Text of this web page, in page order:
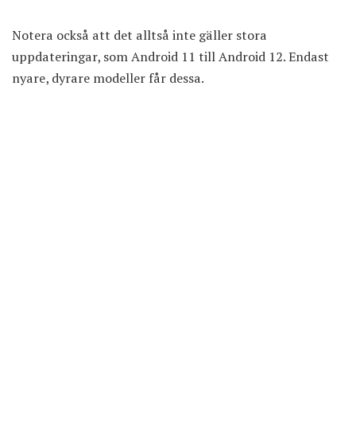
Notera också att det alltså inte gäller stora
uppdateringar, som Android 11 till Android 12. Endast
nyare, dyrare modeller får dessa.